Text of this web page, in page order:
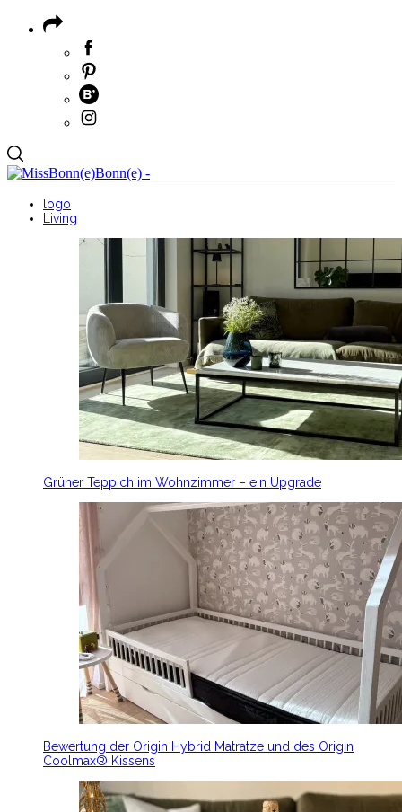
logo
Living
Grüner Teppich im Wohnzimmer – ein Upgrade
Bewertung der Origin Hybrid Matratze und des Origin
Coolmax® Kissens